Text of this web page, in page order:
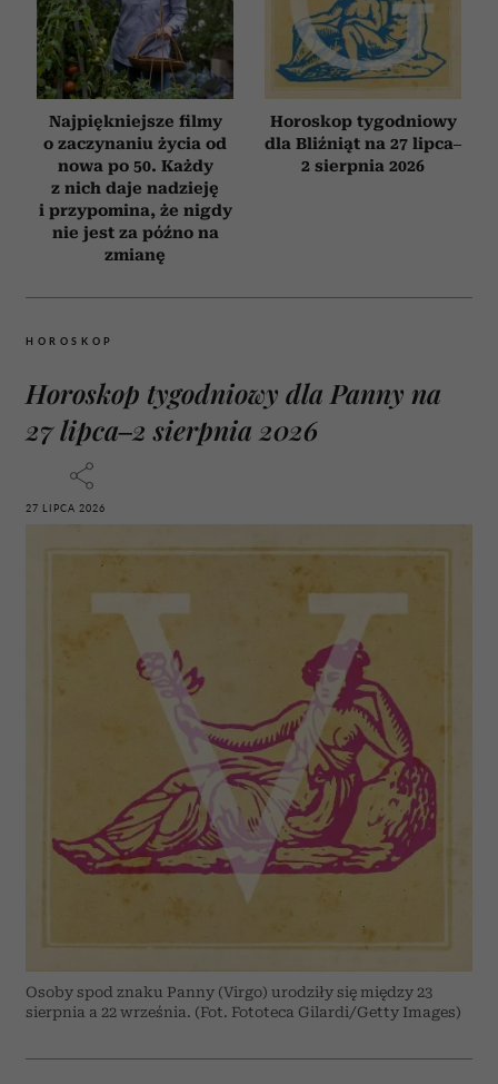
Najpiękniejsze filmy
o zaczynaniu życia od
nowa po 50. Każdy
z nich daje nadzieję
i przypomina, że nigdy
nie jest za późno na
zmianę
Horoskop tygodniowy
dla Bliźniąt na 27 lipca–
2 sierpnia 2026
HOROSKOP
Horoskop tygodniowy dla Panny na
27 lipca–2 sierpnia 2026
27 LIPCA 2026
Osoby spod znaku Panny (Virgo) urodziły się między 23
sierpnia a 22 września. (Fot. Fototeca Gilardi/Getty Images)